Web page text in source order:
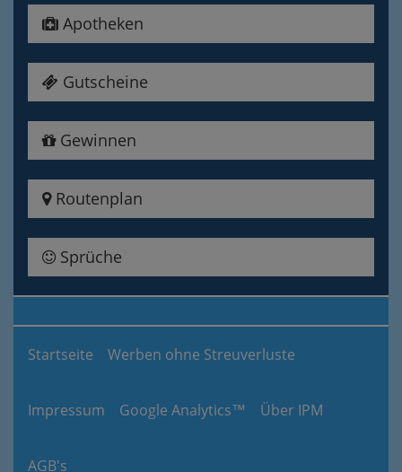
Apotheken
Gutscheine
Gewinnen
Routenplan
Sprüche
Startseite Werben ohne Streuverluste
Impressum Google Analytics™ Über IPM
AGB's